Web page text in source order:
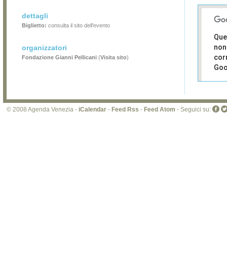
dettagli
Biglietto: consulta il sito dell'evento
organizzatori
Fondazione Gianni Pellicani (Visita sito)
di
sito
© 2008 Agenda Venezia - iCalendar - Feed Rss - Feed Atom - Seguici su: